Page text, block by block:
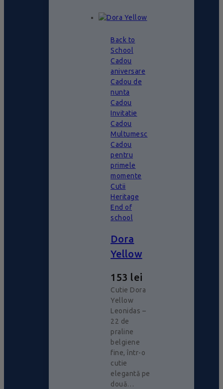
Back to
School
Cadou
aniversare
Cadou de
nunta
Cadou
Invitatie
Cadou
Multumesc
Cadou
pentru
primele
momente
Cutii
Heritage
End of
school
Dora
Yellow
153 lei
Cutie Dora
Yellow
Leonidas –
22 de
praline
belgiene
fine, într-o
cutie
elegantă pe
două…